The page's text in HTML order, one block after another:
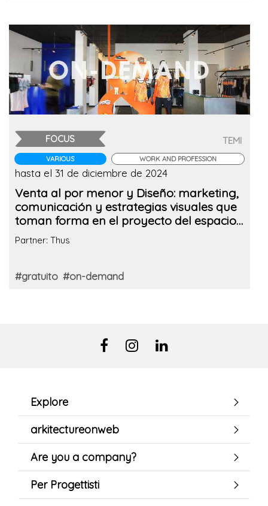
FOCUS
VARIOUS
TEMI
WORK AND PROFESSION
hasta el 31 de diciembre de 2024
Venta al por menor y Diseño: marketing,
comunicación y estrategias visuales que
toman forma en el proyecto del espacio
físico.
Partner: Thus
#gratuito #on-demand
Explore
arkitectureonweb
Are you a company?
Per Progettisti